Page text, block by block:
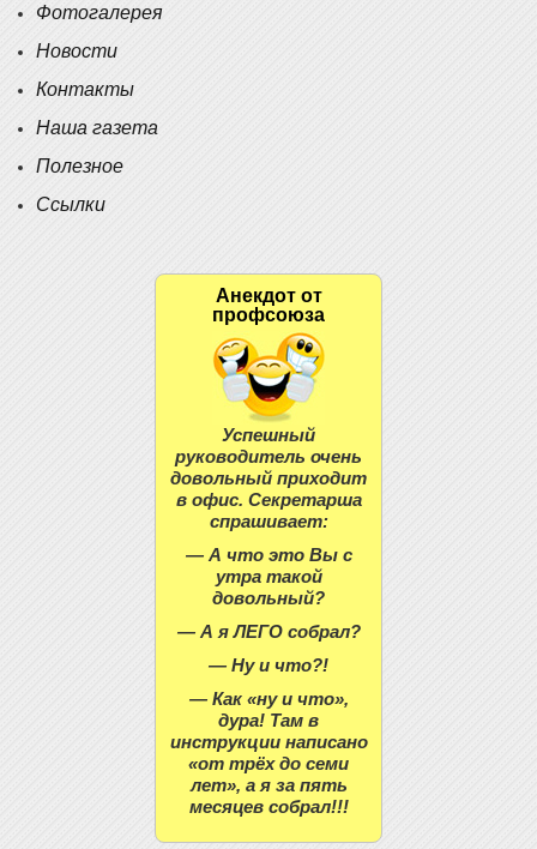
Фотогалерея
Новости
Контакты
Наша газета
Полезное
Ссылки
Анекдот от
профсоюза
Успешный
руководитель очень
довольный приходит
в офис. Секретарша
спрашивает:
— А что это Вы с
утра такой
довольный?
— А я ЛЕГО собрал?
— Ну и что?!
— Как «ну и что»,
дура! Там в
инструкции написано
«от трёх до семи
лет», а я за пять
месяцев собрал!!!